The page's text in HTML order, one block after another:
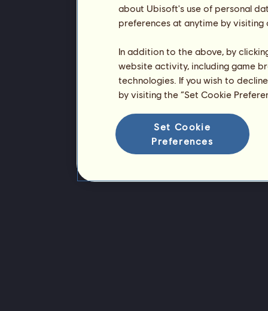
about Ubisoft's use of personal
preferences at anytime by
In addition to the above, by
website activity, including game
technologies. If you wish to
by visiting the “Set Cookie
Set Cookie
Preferences